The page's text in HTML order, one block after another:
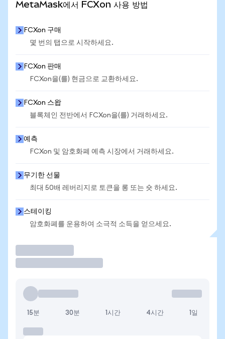
MetaMask에서 FCXon 사용 방법
FCXon 구매
몇 번의 탭으로 시작하세요.
FCXon 판매
FCXon을(를) 현금으로 교환하세요.
FCXon 스왑
블록체인 전반에서 FCXon을(를) 거래하세요.
예측
FCXon 및 암호화폐 예측 시장에서 거래하세요.
무기한 선물
최대 50배 레버리지로 토큰을 롱 또는 숏 하세요.
스테이킹
암호화폐를 운용하여 소극적 소득을 얻으세요.
15분 30분 1시간 4시간 1일